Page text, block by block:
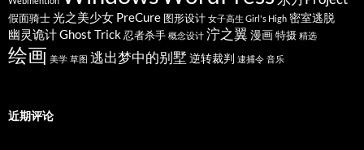
假面骑士 光之美少女 PreCure 图形设计 女子高生 Girl's High 密室逃脱
幽灵诡计 Ghost Trick 忍者杀手 概念设计 泞之翼 漫画 特摄 精选
绘画 美学 草图 逃出梦中的别墅 逆转裁判 逮捕令 音乐
近期评论